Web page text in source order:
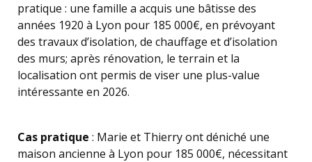
pratique : une famille a acquis une bâtisse des
années 1920 à Lyon pour 185 000€, en prévoyant
des travaux d’isolation, de chauffage et d’isolation
des murs; après rénovation, le terrain et la
localisation ont permis de viser une plus-value
intéressante en 2026.
Cas pratique : Marie et Thierry ont déniché une
maison ancienne à Lyon pour 185 000€, nécessitant